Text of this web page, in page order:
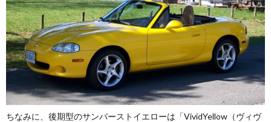
ちなみに、後期型のサンバーストイエローは「VividYellow（ヴィヴ